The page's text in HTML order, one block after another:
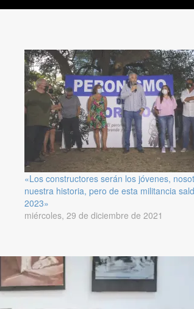
«Los constructores serán los jóvenes,
nuestra historia, pero de esta militancia
2023»
miércoles, 29 de diciembre de 2021